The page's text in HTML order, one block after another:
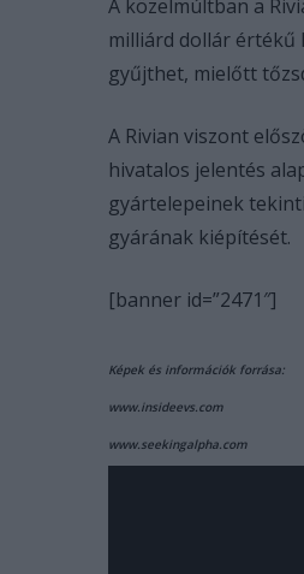
A közelmúltban a
milliárd dollár értékű
gyűjthet, mielőtt
A Rivian viszont
hivatalos jelentés
gyártelepeinek
gyárának kiépítését.
[banner id=”2471″]
Képek és információk forrása:
www.insideevs.com
www.seekingalpha.com